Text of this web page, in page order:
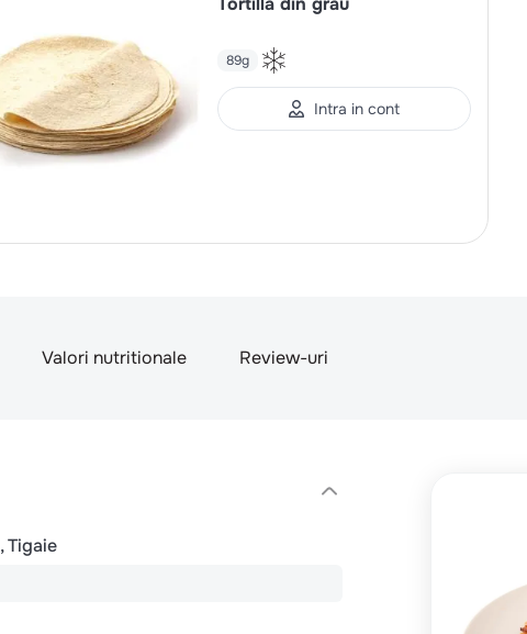
89g
Intra in cont
Valori nutritionale Review-uri
Tigaie